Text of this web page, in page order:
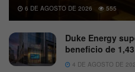
6 DE AGOSTO DE 2026 555
Duke Energy
beneficio de
4 DE AGOSTO DE